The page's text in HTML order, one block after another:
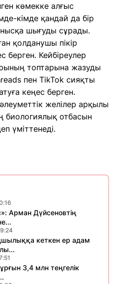
көмекке алғыс
кімде қандай да бір
шығуды сұрады.
қолданушы пікір
берген. Кейбіреулер
топтарына жазуды
пен TikTok сияқты
кеңес берген.
желілер арқылы
биологиялық отбасын
үміттенеді.
Арман Дүйсеновтің
кеткен ер адам
3,4 млн теңгелік